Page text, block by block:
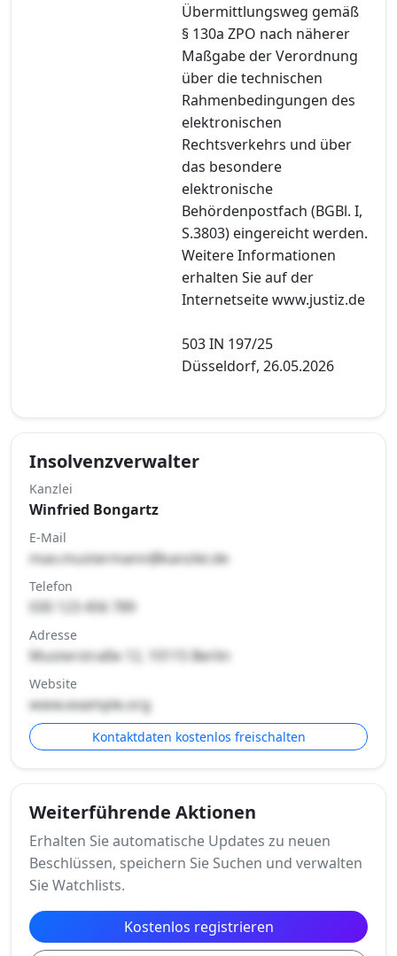
Übermittlungsweg gemäß
§ 130a ZPO nach näherer
Maßgabe der Verordnung
über die technischen
Rahmenbedingungen des
elektronischen
Rechtsverkehrs und über
das besondere
elektronische
Behördenpostfach (BGBl. I,
S.3803) eingereicht werden.
Weitere Informationen
erhalten Sie auf der
Internetseite www.justiz.de
503 IN 197/25
Düsseldorf, 26.05.2026
Insolvenzverwalter
Kanzlei
Winfried Bongartz
E-Mail
max.mustermann@kanzlei.de
Telefon
030 123 456 789
Adresse
Musterstraße 12, 10115 Berlin
Website
www.example.org
Kontaktdaten kostenlos freischalten
Weiterführende Aktionen
Erhalten Sie automatische Updates zu neuen
Beschlüssen, speichern Sie Suchen und verwalten
Sie Watchlists.
Kostenlos registrieren